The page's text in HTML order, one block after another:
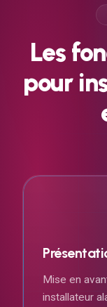
Les
pour
Mise en
installateur